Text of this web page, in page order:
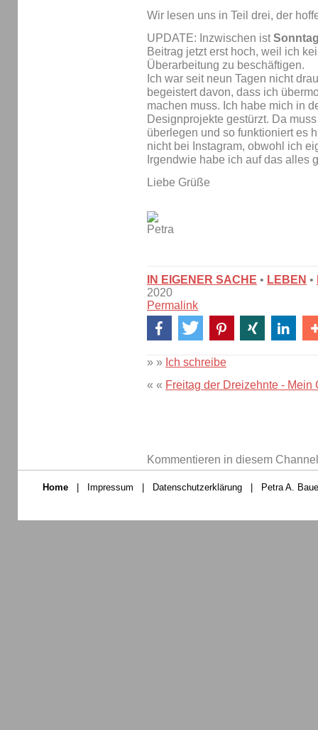
Wir lesen uns in Teil drei, der
UPDATE: Inzwischen ist
Beitrag jetzt erst hoch, weil ich
Überarbeitung zu beschäftigen.
Ich war seit neun Tagen nicht
begeistert davon, dass ich
machen muss. Ich habe mich in
Designprojekte gestürzt. Da
überlegen und so funktioniert es
nicht bei Instagram, obwohl ich
Irgendwie habe ich auf das alles
Liebe Grüße
IN EIGENER SACHE • LEBEN •
2020
Permalink
» » Ich schreibe
« « Freitag der Dreizehnte - Mein
Kommentieren in diesem
Home | Impressum | Datenschutzerklärung | Petra A.